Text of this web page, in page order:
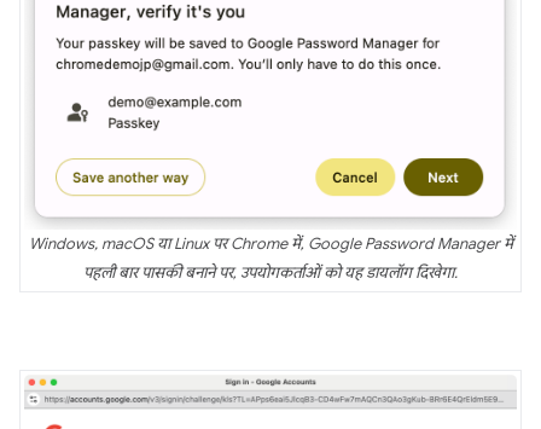
Windows, macOS या Linux पर Chrome में, Google Password Manager में
पहली बार पासकी बनाने पर, उपयोगकर्ताओं को यह डायलॉग दिखेगा.